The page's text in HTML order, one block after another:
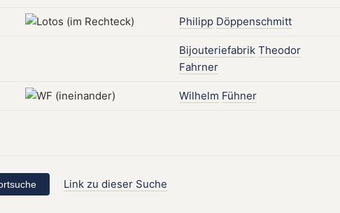
Philipp Döppenschmitt
Bijouteriefabrik Theodor
Fahrner
Wilhelm Fühner
Link zu dieser Suche